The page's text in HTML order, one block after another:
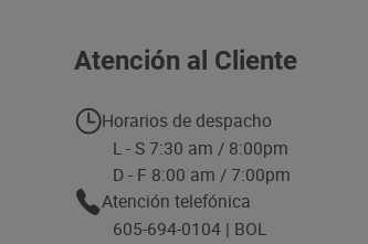
Atención al Cliente
Horarios de despacho
L - S 7:30 am / 8:00pm
D - F 8:00 am / 7:00pm
Atención telefónica
605-694-0104 | BOL